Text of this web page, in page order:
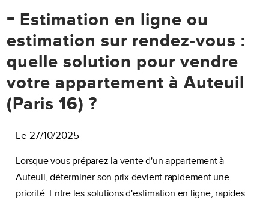
- Estimation en ligne ou
estimation sur rendez-vous :
quelle solution pour vendre
votre appartement à Auteuil
(Paris 16) ?
Le 27/10/2025
Lorsque vous préparez la vente d'un appartement à
Auteuil, déterminer son prix devient rapidement une
priorité. Entre les solutions d'estimation en ligne, rapides